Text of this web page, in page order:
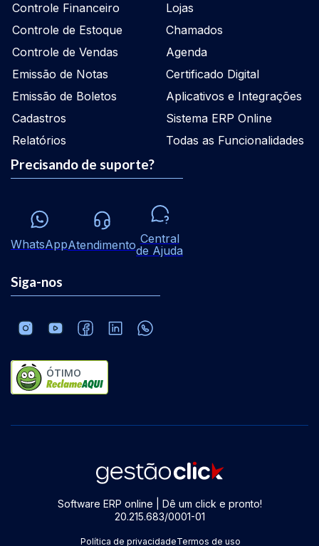
Controle Financeiro
Controle de Estoque
Controle de Vendas
Emissão de Notas
Emissão de Boletos
Cadastros
Relatórios
Lojas
Chamados
Agenda
Certificado Digital
Aplicativos e Integrações
Sistema ERP Online
Todas as Funcionalidades
Precisando de suporte?
WhatsAppAtendimento Central
de Ajuda
Siga-nos
ÓTIMO
Software ERP online | Dê um click e pronto!
20.215.683/0001-01
Política de privacidadeTermos de uso